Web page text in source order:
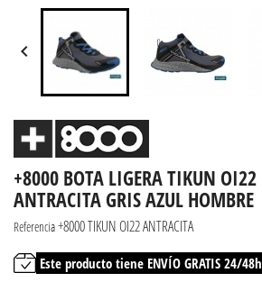

+8000 BOTA LIGERA TIKUN OI22
ANTRACITA GRIS AZUL HOMBRE
Referencia+8000 TIKUN OI22 ANTRACITA
Este producto tiene ENVÍO GRATIS 24/48h